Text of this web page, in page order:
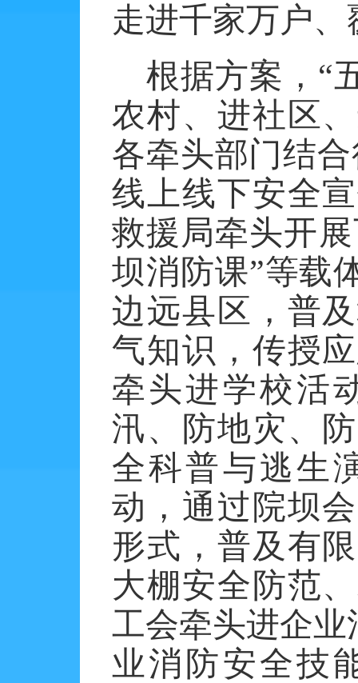
走进千家万户
根据方案， “
农村、进社区
各牵头部门结
线上线下安全
救援局牵头开
坝消防课”等载
边远县区，普
气知识，传授
牵头进学校活
汛、防地灾、
全科普与逃生
动，通过院坝
形式，普及有
大棚安全防范
工会牵头进企业
业消防安全技